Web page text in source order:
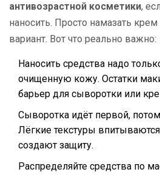
антивозрастной косметики,
наносить. Просто намазать
вариант. Вот что реально важно:
Наносить средства надо
очищенную кожу. Остатки
барьер для сыворотки или
Сыворотка идёт первой,
Лёгкие текстуры
создают защиту.
Распределяйте средства по